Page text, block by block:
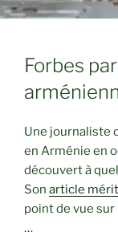
Forbes
Une journaliste
en Arménie en
découvert à
Son article
point de vue sur
…